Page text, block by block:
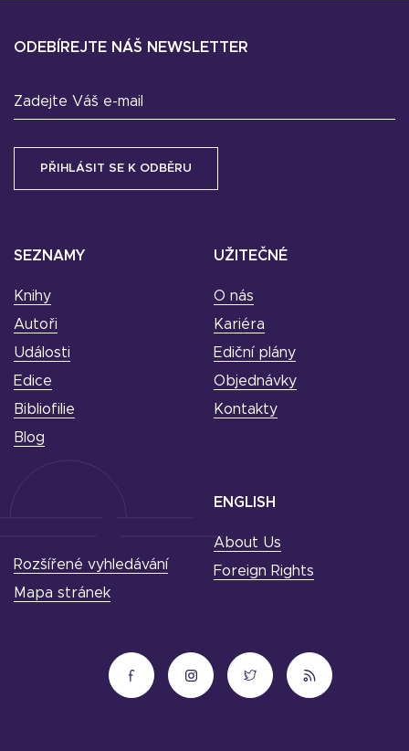
SEZNAMY
Knihy
Autoři
Události
Edice
Bibliofilie
Blog
UŽITEČNÉ
O nás
Kariéra
Ediční plány
Objednávky
Kontakty
ODEBÍREJTE NÁŠ NEWSLETTER
Zadejte Váš e-mail
ENGLISH
About Us
Foreign Rights
Rozšířené vyhledávání
Mapa stránek